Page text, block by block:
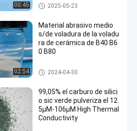
00:45
Abrasivo de voladura de cerá
mica
2025-05-23
02:54
Material abrasivo medio
s/de voladura de la voladu
ra de cerámica de B40 B6
0 B80
Medios de voladura de cerámi
ca
2024-04-30
99,05% el carburo de silici
o sic verde pulveriza el 12
5μM-106μM High Thermal
Conductivity